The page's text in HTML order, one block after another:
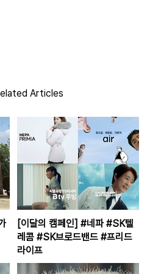
Articles
[이달의 캠페인] #네파 #SK텔
레콤 #SK브로드밴드 #프리드
라이프